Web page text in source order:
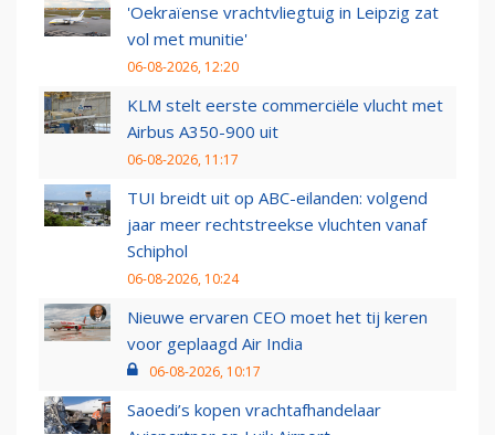
'Oekraïense vrachtvliegtuig in Leipzig zat
vol met munitie'
06-08-2026, 12:20
KLM stelt eerste commerciële vlucht met
Airbus A350-900 uit
06-08-2026, 11:17
TUI breidt uit op ABC-eilanden: volgend
jaar meer rechtstreekse vluchten vanaf
Schiphol
06-08-2026, 10:24
Nieuwe ervaren CEO moet het tij keren
voor geplaagd Air India
06-08-2026, 10:17
Saoedi’s kopen vrachtafhandelaar